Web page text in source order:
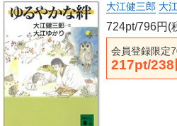
大江健三郎 大
724pt/796円(
会員登録限定
217pt/238